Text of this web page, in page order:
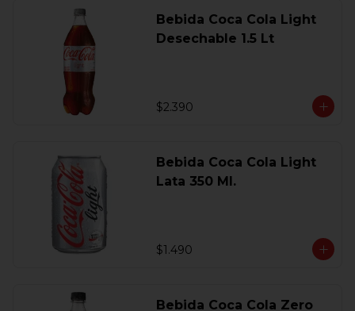
Bebida Coca Cola Light
Desechable 1.5 Lt
$2.390
Bebida Coca Cola Light
Lata 350 Ml.
$1.490
Bebida Coca Cola Zero